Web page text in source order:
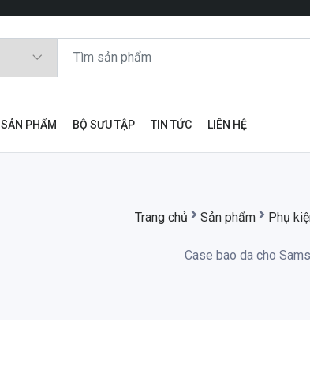
SẢN PHẨM BỘ SƯU TẬP TIN TỨC LIÊN HỆ
Trang chủ Sản phẩm Phụ
Case bao da cho